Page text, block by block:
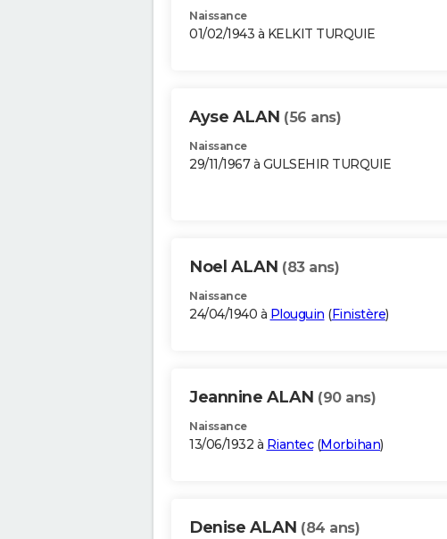
Naissance
01/02/1943 à KELKIT TURQUIE
Ayse ALAN (56 ans)
Naissance
29/11/1967 à GULSEHIR TURQUIE
Noel ALAN (83 ans)
Naissance
24/04/1940 à Plouguin (Finistère)
Jeannine ALAN (90 ans)
Naissance
13/06/1932 à Riantec(Morbihan)
Denise ALAN (84 ans)